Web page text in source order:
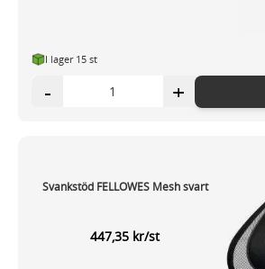
I lager 15 st
- +
Svankstöd FELLOWES Mesh svart
447,35 kr/st